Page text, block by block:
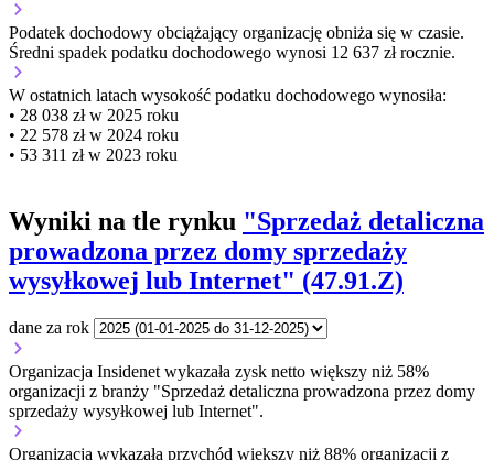
Podatek dochodowy obciążający organizację obniża się w czasie.
Średni spadek podatku dochodowego wynosi 12 637 zł rocznie.
W ostatnich latach wysokość podatku dochodowego wynosiła:
• 28 038 zł w 2025 roku
• 22 578 zł w 2024 roku
• 53 311 zł w 2023 roku
Wyniki na tle rynku "Sprzedaż detaliczna
prowadzona przez domy sprzedaży
wysyłkowej lub Internet" (47.91.Z)
dane za rok
Organizacja Insidenet wykazała zysk netto większy niż 58%
organizacji z branży "Sprzedaż detaliczna prowadzona przez domy
sprzedaży wysyłkowej lub Internet".
Organizacja wykazała przychód większy niż 88% organizacji z